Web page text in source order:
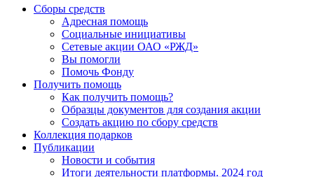
Сборы средств
Адресная помощь
Социальные инициативы
Сетевые акции ОАО «РЖД»
Вы помогли
Помочь Фонду
Получить помощь
Как получить помощь?
Образцы документов для создания акции
Создать акцию по сбору средств
Коллекция подарков
Публикации
Новости и события
Итоги деятельности платформы. 2024 год